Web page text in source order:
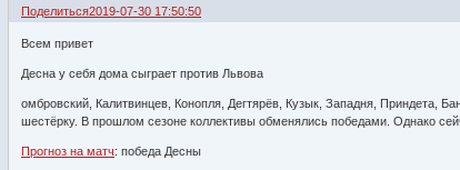
Поделиться2019-07-30 17:50:50
Всем привет
Десна у себя дома сыграет против Львова
омбровский, Калитвинцев, Конопля, Дегтярёв, Кузык, Западня, Приндета,
шестёрку. В прошлом сезоне коллективы обменялись победами. Однако
Прогноз на матч: победа Десны